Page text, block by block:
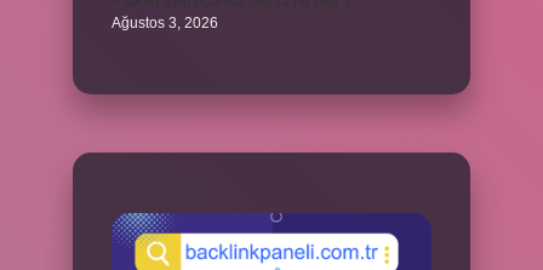
Ağustos 3, 2026